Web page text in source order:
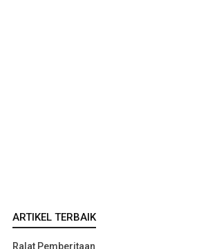
ARTIKEL TERBAIK
Ralat Pemberitaan